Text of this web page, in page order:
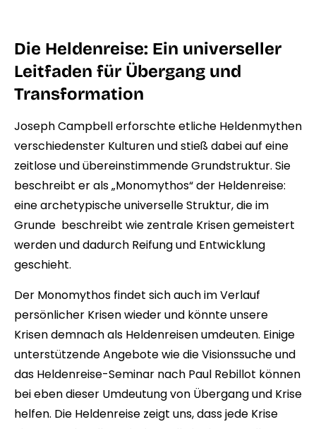
Die Heldenreise: Ein universeller
Leitfaden für Übergang und
Transformation
Joseph Campbell erforschte etliche Heldenmythen
verschiedenster Kulturen und stieß dabei auf eine
zeitlose und übereinstimmende Grundstruktur. Sie
beschreibt er als „Monomythos“ der Heldenreise:
eine archetypische universelle Struktur, die im
Grunde beschreibt wie zentrale Krisen gemeistert
werden und dadurch Reifung und Entwicklung
geschieht.
Der Monomythos findet sich auch im Verlauf
persönlicher Krisen wieder und könnte unsere
Krisen demnach als Heldenreisen umdeuten. Einige
unterstützende Angebote wie die Visionssuche und
das Heldenreise-Seminar nach Paul Rebillot können
bei eben dieser Umdeutung von Übergang und Krise
helfen. Die Heldenreise zeigt uns, dass jede Krise